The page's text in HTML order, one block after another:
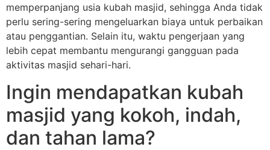
memperpanjang usia kubah masjid, sehingga Anda tidak
perlu sering-sering mengeluarkan biaya untuk perbaikan
atau penggantian. Selain itu, waktu pengerjaan yang
lebih cepat membantu mengurangi gangguan pada
aktivitas masjid sehari-hari.
Ingin mendapatkan kubah
masjid yang kokoh, indah,
dan tahan lama?